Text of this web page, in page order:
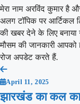
मेरा नाम अरविंद कुमार
अलग टॉपिक पर आर्टिकल
की खबर देने के लिए बनाया
मौसम की जानकारी आपको
रोज अपडेट करते हैं.
Post
April 11, 2025
झारखंड का कल का